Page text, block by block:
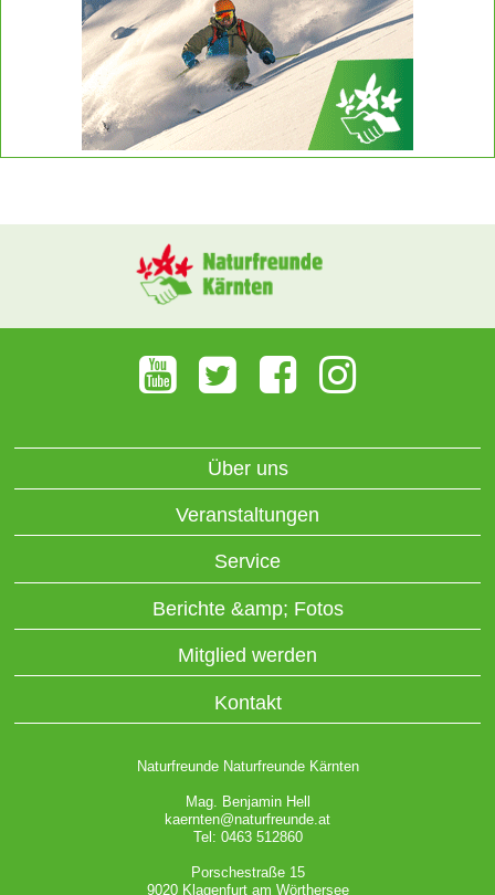
Über uns
Veranstaltungen
Service
Berichte &amp; Fotos
Mitglied werden
Kontakt
Naturfreunde Naturfreunde Kärnten
Mag. Benjamin Hell
kaernten@naturfreunde.at
Tel: 0463 512860
Porschestraße 15
9020 Klagenfurt am Wörthersee